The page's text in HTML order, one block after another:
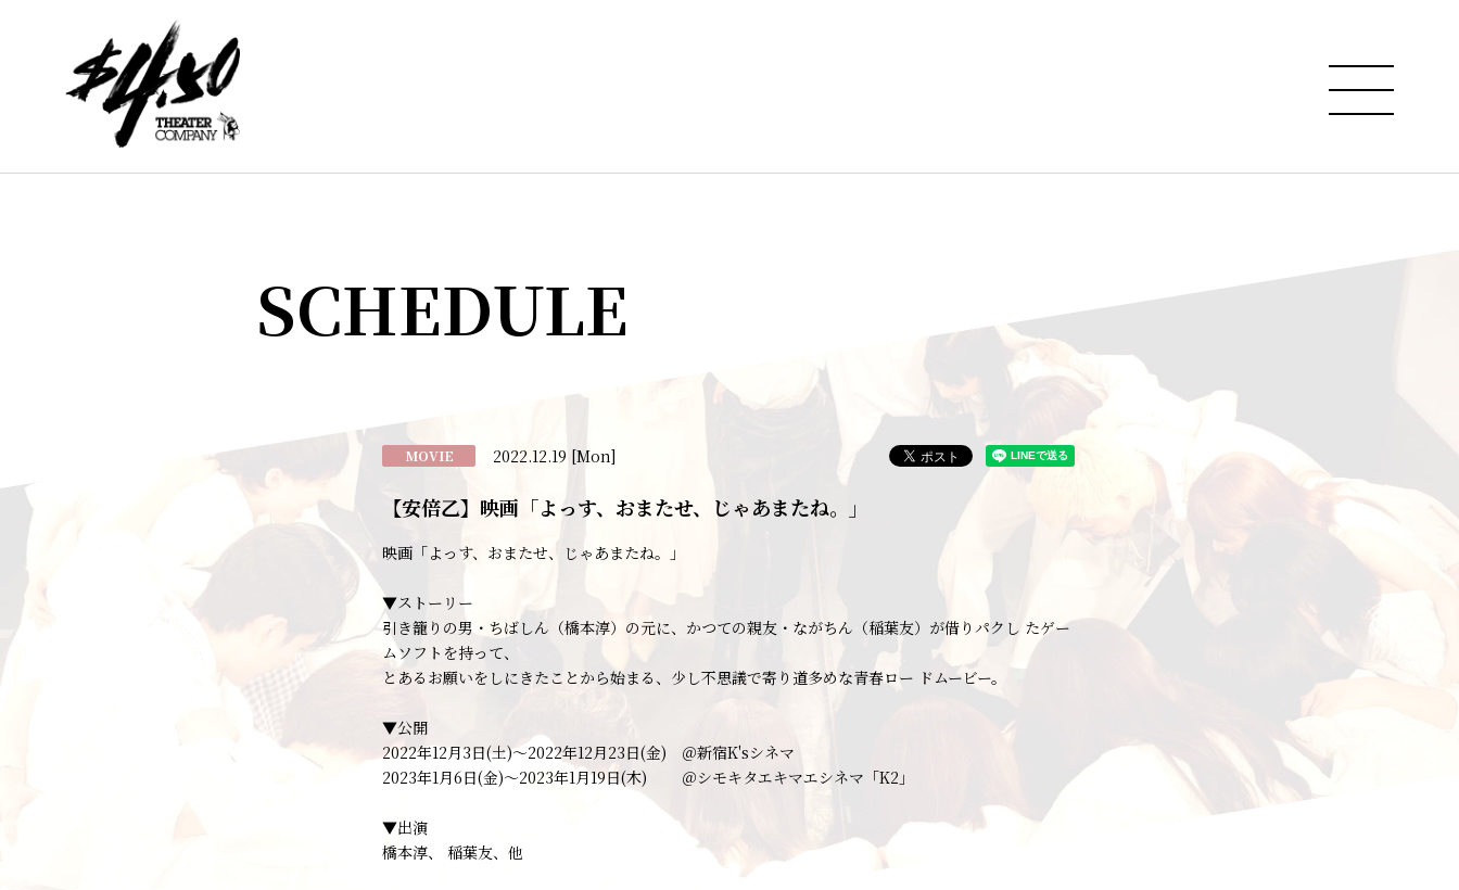
SCHEDULE
2022.12.19 [Mon]
MOVIE
【安倍乙】映画「よっす、おまたせ、じゃあまたね。」
映画「よっす、おまたせ、じゃあまたね。」
▼ストーリー
引き籠りの男・ちばしん（橋本淳）の元に、かつての親友・ながちん（稲葉友）が借りパクし たゲー
ムソフトを持って、
とあるお願いをしにきたことから始まる、少し不思議で寄り道多めな青春ロー ドムービー。
▼公開
2022年12月3日(土)～2022年12月23日(金) ＠新宿K'sシネマ
2023年1月6日(金)～2023年1月19日(木) ＠シモキタエキマエシネマ「K2」
▼出演
橋本淳、 稲葉友、他